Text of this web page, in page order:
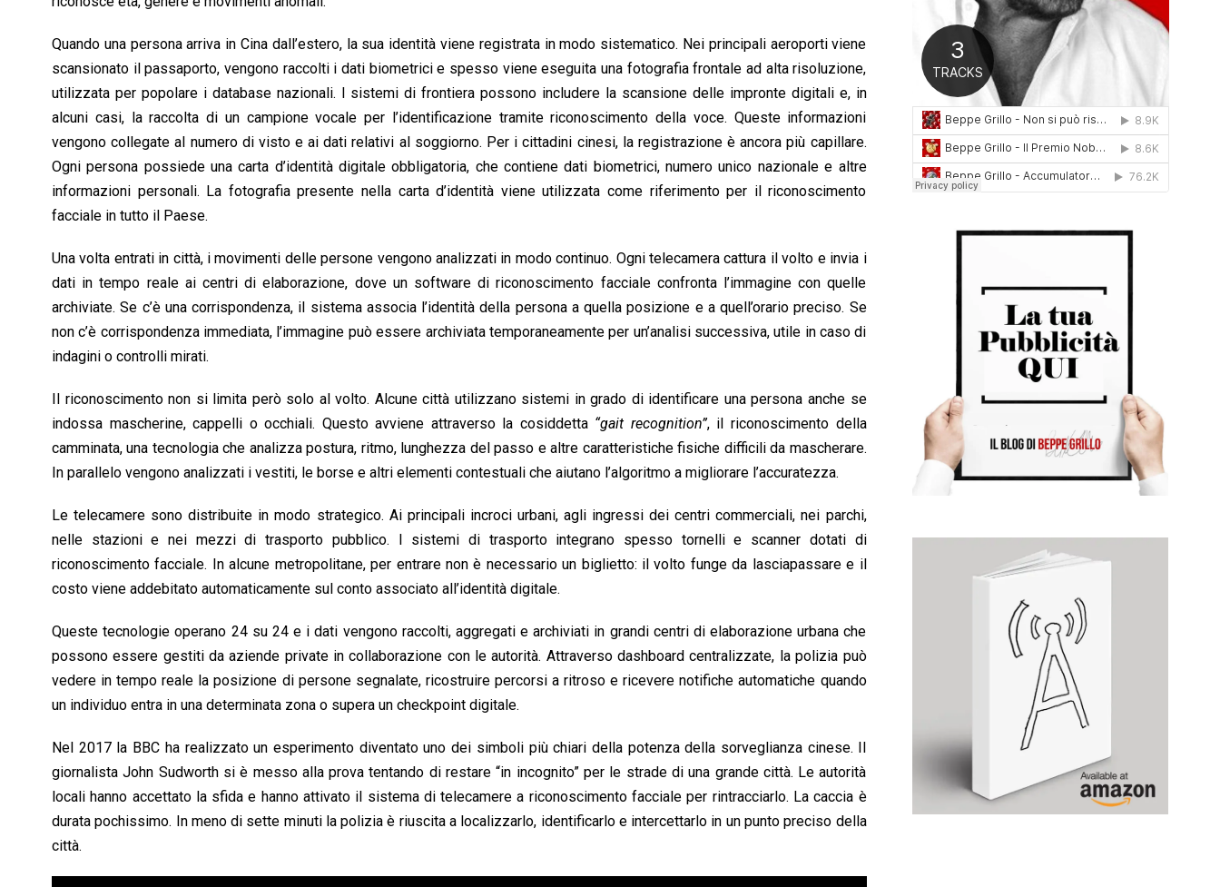
Quando una persona arriva in Cina dall’estero, la sua identità viene registrata in modo sistematico. Nei principali aeroporti viene
scansionato il passaporto, vengono raccolti i dati biometrici e spesso viene eseguita una fotografia frontale ad alta risoluzione,
utilizzata per popolare i database nazionali. I sistemi di frontiera possono includere la scansione delle impronte digitali e, in
alcuni casi, la raccolta di un campione vocale per l’identificazione tramite riconoscimento della voce. Queste informazioni
vengono collegate al numero di visto e ai dati relativi al soggiorno. Per i cittadini cinesi, la registrazione è ancora più capillare.
Ogni persona possiede una carta d’identità digitale obbligatoria, che contiene dati biometrici, numero unico nazionale e altre
informazioni personali. La fotografia presente nella carta d’identità viene utilizzata come riferimento per il riconoscimento
facciale in tutto il Paese.
Una volta entrati in città, i movimenti delle persone vengono analizzati in modo continuo. Ogni telecamera cattura il volto e invia i
dati in tempo reale ai centri di elaborazione, dove un software di riconoscimento facciale confronta l’immagine con quelle
archiviate. Se c’è una corrispondenza, il sistema associa l’identità della persona a quella posizione e a quell’orario preciso. Se
non c’è corrispondenza immediata, l’immagine può essere archiviata temporaneamente per un’analisi successiva, utile in caso di
indagini o controlli mirati.
Il riconoscimento non si limita però solo al volto. Alcune città utilizzano sistemi in grado di identificare una persona anche se
indossa mascherine, cappelli o occhiali. Questo avviene attraverso la cosiddetta“gait recognition”, il riconoscimento della
camminata, una tecnologia che analizza postura, ritmo, lunghezza del passo e altre caratteristiche fisiche difficili da mascherare.
In parallelo vengono analizzati i vestiti, le borse e altri elementi contestuali che aiutano l’algoritmo a migliorare l’accuratezza.
Le telecamere sono distribuite in modo strategico. Ai principali incroci urbani, agli ingressi dei centri commerciali, nei parchi,
nelle stazioni e nei mezzi di trasporto pubblico. I sistemi di trasporto integrano spesso tornelli e scanner dotati di
riconoscimento facciale. In alcune metropolitane, per entrare non è necessario un biglietto: il volto funge da lasciapassare e il
costo viene addebitato automaticamente sul conto associato all’identità digitale.
Queste tecnologie operano 24 su 24 e i dati vengono raccolti, aggregati e archiviati in grandi centri di elaborazione urbana che
possono essere gestiti da aziende private in collaborazione con le autorità. Attraverso dashboard centralizzate, la polizia può
vedere in tempo reale la posizione di persone segnalate, ricostruire percorsi a ritroso e ricevere notifiche automatiche quando
un individuo entra in una determinata zona o supera un checkpoint digitale.
Nel 2017 la BBC ha realizzato un esperimento diventato uno dei simboli più chiari della potenza della sorveglianza cinese. Il
giornalista John Sudworth si è messo alla prova tentando di restare “in incognito” per le strade di una grande città. Le autorità
locali hanno accettato la sfida e hanno attivato il sistema di telecamere a riconoscimento facciale per rintracciarlo. La caccia è
durata pochissimo. In meno di sette minuti la polizia è riuscita a localizzarlo, identificarlo e intercettarlo in un punto preciso della
città.